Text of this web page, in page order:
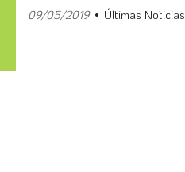
09/05/2019 Últimas Noticias